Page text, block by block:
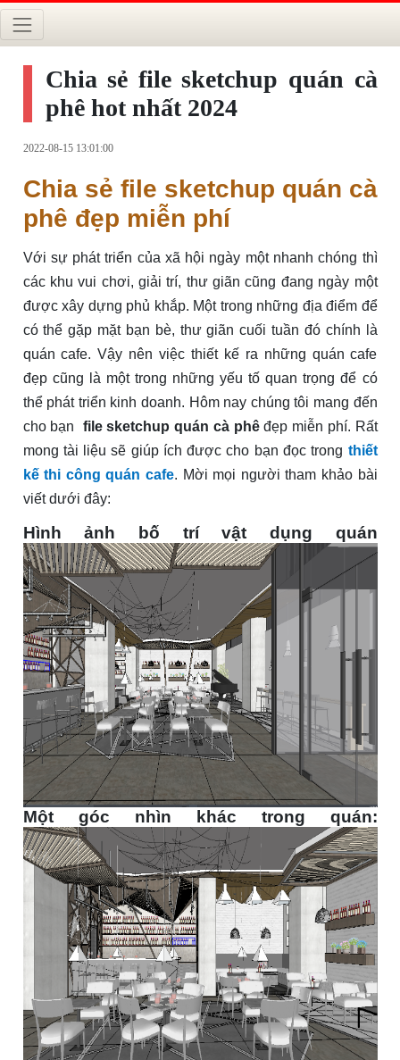
Chia sẻ file sketchup quán cà
phê hot nhất 2024
2022-08-15 13:01:00
Chia sẻ file sketchup quán cà
phê đẹp miễn phí
Với sự phát triển của xã hội ngày một nhanh chóng thì
các khu vui chơi, giải trí, thư giãn cũng đang ngày một
được xây dựng phủ khắp. Một trong những địa điểm để
có thể gặp mặt bạn bè, thư giãn cuối tuần đó chính là
quán cafe. Vậy nên việc thiết kế ra những quán cafe
đẹp cũng là một trong những yếu tố quan trọng để có
thể phát triển kinh doanh. Hôm nay chúng tôi mang đến
cho bạn file sketchup quán cà phêđẹp miễn phí. Rất
mong tài liệu sẽ giúp ích được cho bạn đọc trong thiết
kế thi công quán cafe. Mời mọi người tham khảo bài
viết dưới đây:
Hình ảnh bố trí vật dụng quán
Một góc nhìn khác trong quán: